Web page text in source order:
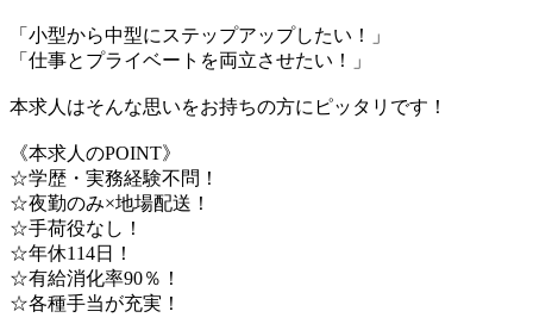
「小型から中型にステップアップしたい！」
「仕事とプライベートを両立させたい！」
本求人はそんな思いをお持ちの方にピッタリです！
《本求人のPOINT》
☆学歴・実務経験不問！
☆夜勤のみ×地場配送！
☆手荷役なし！
☆年休114日！
☆有給消化率90％！
☆各種手当が充実！